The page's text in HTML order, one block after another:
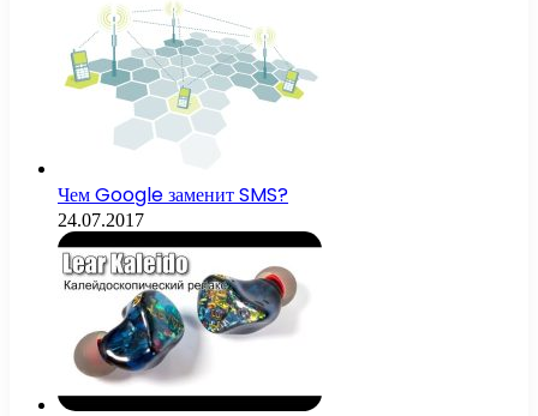
Чем Google заменит SMS?
24.07.2017